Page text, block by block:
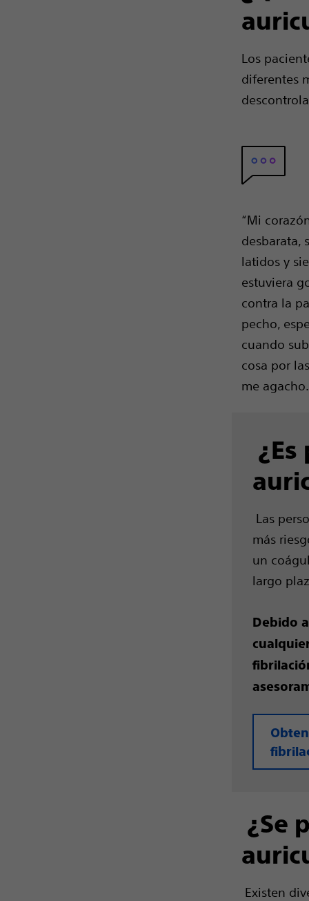
Los
diferentes
“Mi
desbarata,
latidos y
estuviera
contra la
pecho,
cuando
cosa por
me
Las
más
un
largo
Debido
¿Se
Existen